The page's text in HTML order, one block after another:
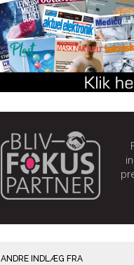
ANDRE INDLÆG FRA